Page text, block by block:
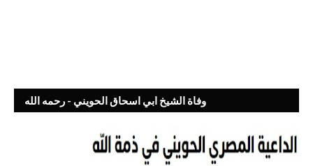
وفاة الشيخ ابي اسحاق الحويني - رحمه الله